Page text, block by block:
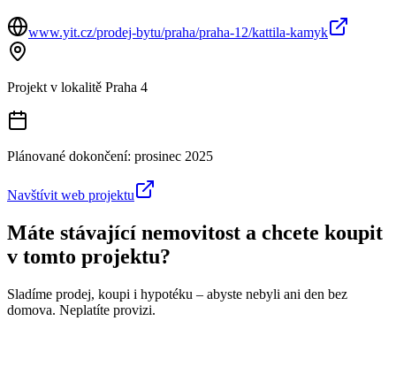
www.yit.cz/prodej-bytu/praha/praha-12/kattila-kamyk
Projekt v lokalitě Praha 4
Plánované dokončení: prosinec 2025
Navštívit web projektu
Máte stávající nemovitost a chcete koupit
v tomto projektu?
Sladíme prodej, koupi i hypotéku – abyste nebyli ani den bez
domova. Neplatíte provizi.